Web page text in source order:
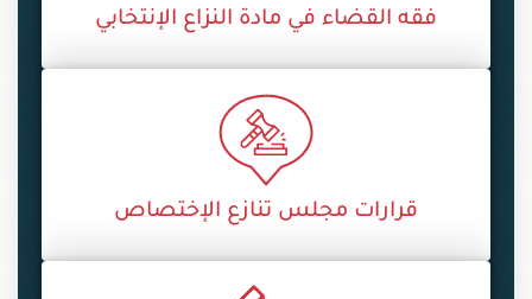
فقه القضاء في مادة النزاع الإنتخابي
قرارات مجلس تنازع الإختصاص